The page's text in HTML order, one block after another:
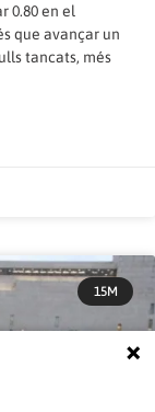
0.80 en el
que avançar un
tancats, més
15M